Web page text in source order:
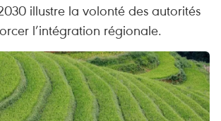
illustre la volonté des autorités
l’intégration régionale.